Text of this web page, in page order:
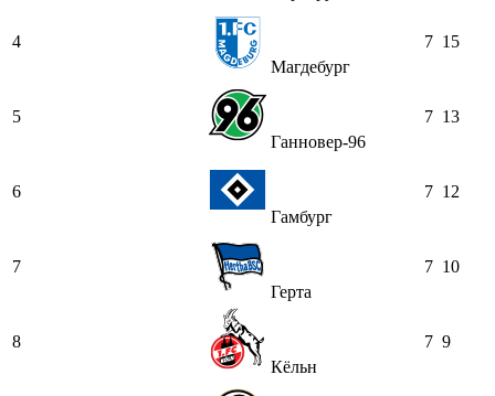
4
Магдебург
7 15
5
Ганновер-96
7 13
6
Гамбург
7 12
7
Герта
7 10
8
Кёльн
7 9